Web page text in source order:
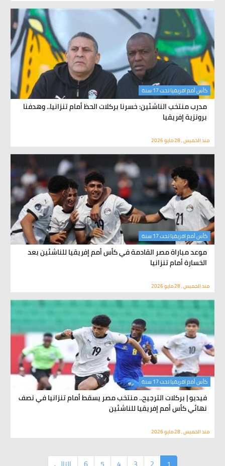
مدرب منتخب الناشئين: خسرنا بركلات الحظ أمام تنزانيا.. وهدفنا
برونزية إفريقيا
كأس أمم افريقيا تحت 17 سنة
منذ الخميس , 28 مايو 2026
موعد مباراة مصر القادمة في كأس أمم إفريقيا للناشئين بعد
الخسارة أمام تنزانيا
كأس أمم افريقيا تحت 17 سنة
منذ الخميس , 28 مايو 2026
فيديو | بركلات الترجيح.. منتخب مصر يسقط أمام تنزانيا في نصف
نهائي كأس أمم إفريقيا للناشئين
كأس أمم افريقيا تحت 17 سنة
منذ الخميس , 28 مايو 2026